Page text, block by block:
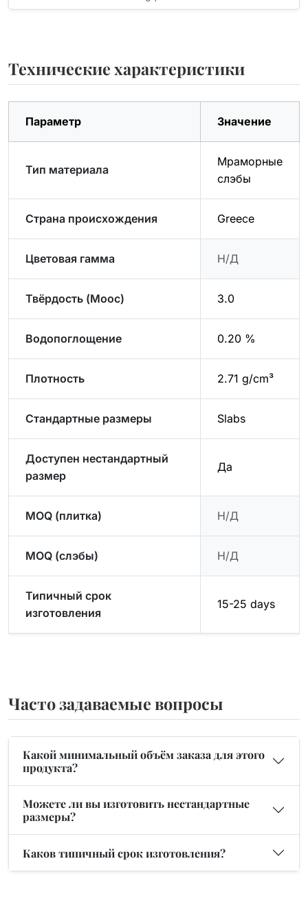
Технические характеристики
Параметр Значение
Тип материала
Мраморные
слэбы
Страна происхождения Greece
Цветовая гамма Н/Д
Твёрдость (Моос) 3.0
Водопоглощение 0.20 %
Плотность 2.71 g/cm³
Стандартные размеры Slabs
Доступен нестандартный
размер
Да
MOQ (плитка) Н/Д
MOQ (слэбы) Н/Д
Типичный срок
изготовления
15-25 days
Часто задаваемые вопросы
Какой минимальный объём заказа для этого
продукта?
Можете ли вы изготовить нестандартные
размеры?
Каков типичный срок изготовления?